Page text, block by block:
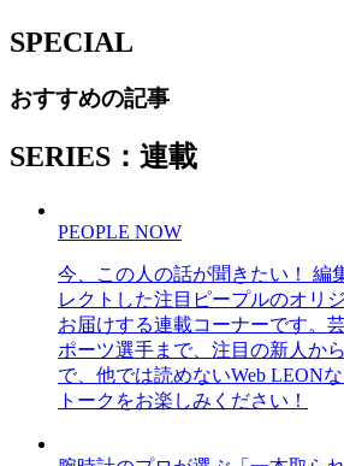
SPECIAL
おすすめの記事
SERIES：連載
PEOPLE NOW
今、この人の話が聞きたい！ 編
レクトした注目ピープルのオリ
お届けする連載コーナーです。
ポーツ選手まで、注目の新人か
で、他では読めないWeb LEON
トークをお楽しみください！